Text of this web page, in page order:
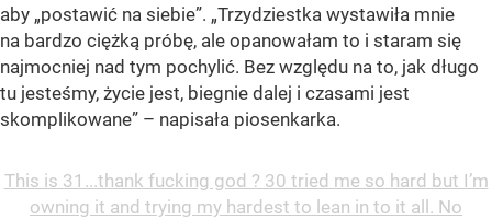
aby „postawić na siebie”. „Trzydziestka wystawiła mnie
na bardzo ciężką próbę, ale opanowałam to i staram się
najmocniej nad tym pochylić. Bez względu na to, jak długo
tu jesteśmy, życie jest, biegnie dalej i czasami jest
skomplikowane” – napisała piosenkarka.
This is 31...thank fucking god ? 30 tried me so hard but I’m
owning it and trying my hardest to lean in to it all. No